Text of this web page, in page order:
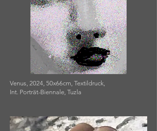
Venus, 2024, 50x66cm, Textildruck,
Int. Porträt-Biennale, Tuzla